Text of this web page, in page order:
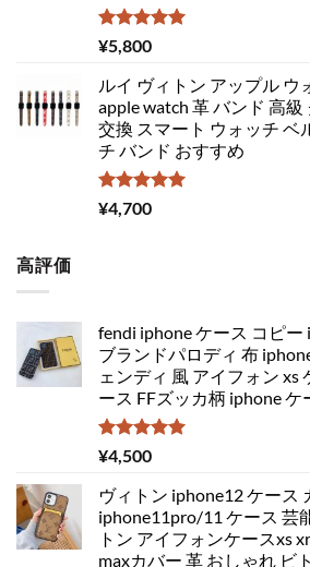
5段階中
5.00
¥5,800
ルイ ヴィトン アップル ウ
apple watch 革 バンド 高級
交換 スマート ウォッチ ベ
チ バンド おすすめ
5段階中
5.00
¥4,700
高評価
fendi iphone ケース コピー
ブランドパロディ 布
ェンディ 風 アイフォン xs
ース FFズッカ柄 iphone ケ
5段階中
5.00
¥4,500
ヴィトン iphone12 ケース
iphone11pro/11 ケース 芸
トン アイフォンケースxs
maxカバー 革 おしゃれ ビ